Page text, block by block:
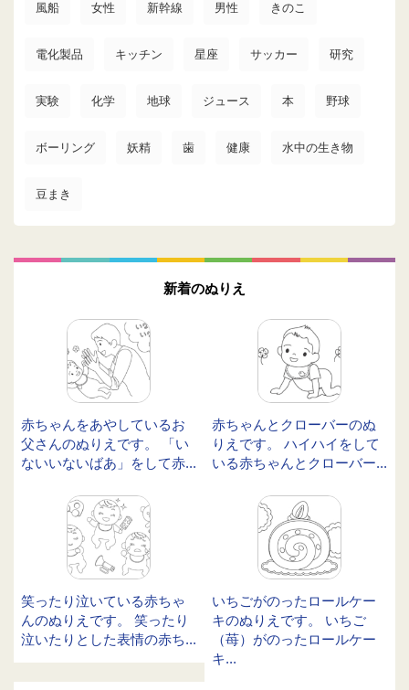
風船 女性 新幹線 男性 きのこ
電化製品 キッチン 星座 サッカー 研究
実験 化学 地球 ジュース 本 野球
ボーリング 妖精 歯 健康 水中の生き物
豆まき
新着のぬりえ
赤ちゃんをあやしているお
父さんのぬりえです。 「い
ないいないばあ」をして赤...
赤ちゃんとクローバーのぬ
りえです。 ハイハイをして
いる赤ちゃんとクローバー...
笑ったり泣いている赤ちゃ
んのぬりえです。 笑ったり
泣いたりとした表情の赤ち...
いちごがのったロールケー
キのぬりえです。 いちご
（苺）がのったロールケー
キ...